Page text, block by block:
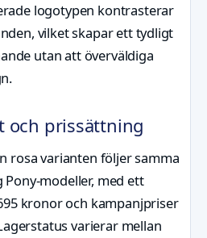
logotypen kontrasterar
vilket skapar ett tydligt
utan att överväldiga
och prissättning
rosa varianten följer samma
modeller, med ett
kronor och kampanjpriser
varierar mellan